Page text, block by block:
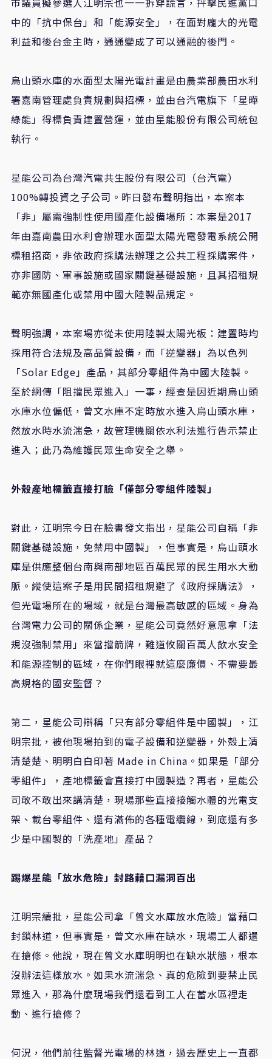
中的「抗中保台」和「能源安全」，在面對龐大的光電
利益和後台金主時，通通變成了可以通融的後門。
烏山頭水庫的水面型太陽光電計畫是由農業部農田水利
署嘉南管理處負責規劃與招標，並由台汽電旗下「星曄
綠能」得標負責建置營運，並由星能股份有限公司統包
執行。
星能公司為台灣汽電共生股份有限公司（台汽電）
100%轉投資之子公司。昨日發布聲明指出，本案本
「非」屬需強制性使用國產化設備場所：本案是2017
年由嘉南農田水利會辦理水面型太陽光電發電系統公開
標租招商，非依政府採購法辦理之公共工程採購案件，
亦非國防、軍事設施或國家關鍵基礎設施，且其招租規
範亦無國產化或禁用中國大陸製品規定。
聲明強調，本案場亦從未使用陸製太陽光板：建置時均
採用符合法規及高品質設備，而「逆變器」為以色列
「Solar Edge」產品，其部分零組件為中國大陸製。
至於網傳「阻擋民眾進入」一事，經查是因近期烏山頭
水庫水位偏低，曾文水庫不定時放水進入烏山頭水庫，
然放水時水流湍急，故管理機關依水利法進行告示禁止
進入；此乃為維護民眾生命安全之舉。
外殼產地標籤直接打臉「僅部分零組件陸製」
對此，江明宗今日在臉書發文指出，星能公司自稱「非
關鍵基礎設施，免禁用中國製」，但事實是，烏山頭水
庫是供應整個台南與南部地區百萬民眾的民生用水大動
脈。縱使這案子是用民間招租規避了《政府採購法》，
但光電場所在的場域，就是台灣最高敏感的區域。身為
台灣電力公司的關係企業，星能公司竟然好意思拿「法
規沒強制禁用」來當擋箭牌，難道攸關百萬人飲水安全
和能源控制的區域，在你們眼裡就這麼廉價、不需要最
高規格的國安監督？
第二，星能公司辯稱「只有部分零組件是中國製」，江
明宗批，被他現場拍到的電子設備和逆變器，外殼上清
清楚楚、明明白白印著 Made in China。如果是「部分
零組件」，產地標籤會直接打中國製造？再者，星能公
司敢不敢出來講清楚，現場那些直接接觸水體的光電支
架、載台零組件、還有滿佈的各種電纜線，到底還有多
少是中國製的「洗產地」產品？
踢爆星能「放水危險」封路藉口漏洞百出
江明宗續批，星能公司拿「曾文水庫放水危險」當藉口
封鎖林道，但事實是，曾文水庫在缺水，現場工人都還
在搶修。他說，現在曾文水庫明明也在缺水狀態，根本
沒辦法這樣放水。如果水流湍急、真的危險到要禁止民
眾進入，那為什麼現場我們還看到工人在蓄水區裡走
動、進行搶修？
何況，他們前往監督光電場的林道，過去歷史上一直都